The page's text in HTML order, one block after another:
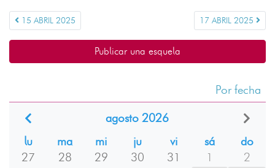
15 ABRIL 2025 17 ABRIL 2025
Publicar una esquela
Por fecha
agosto 2026
lu
ma mi ju vi sá
do
27
28 29 30 31 1
2